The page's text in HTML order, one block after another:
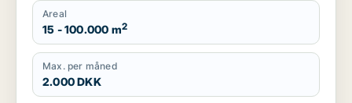
Areal
15 - 100.000 m2
Max. per måned
2.000 DKK